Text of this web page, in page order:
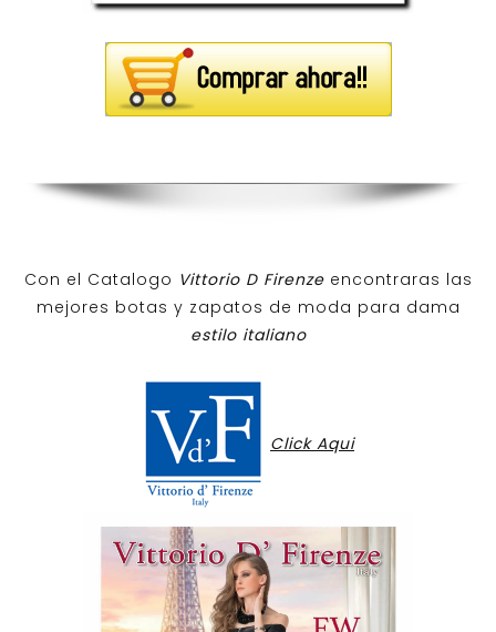
Con el Catalogo Vittorio D Firenzeencontraras las
mejores botas y zapatos de moda para dama
estilo italiano
Click Aqui